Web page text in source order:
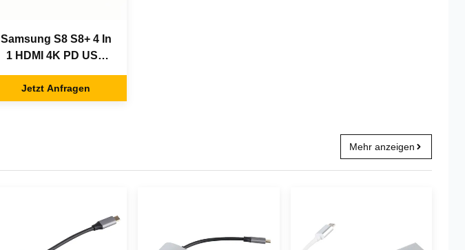
Samsung S8 S8+ 4 In
1 HDMI 4K PD USB
Hub
Jetzt Anfragen
Mehr anzeigen